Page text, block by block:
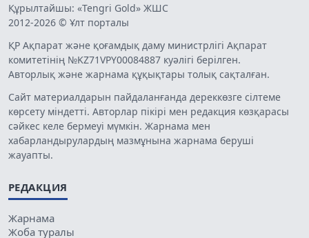
Құрылтайшы: «Tengri Gold» ЖШС
2012-2026 © Ұлт порталы
ҚР Ақпарат және қоғамдық даму министрлігі Ақпарат
комитетінің №KZ71VPY00084887 куәлігі берілген.
Авторлық және жарнама құқықтары толық сақталған.
Сайт материалдарын пайдаланғанда дереккөзге сілтеме
көрсету міндетті. Авторлар пікірі мен редакция көзқарасы
сәйкес келе бермеуі мүмкін. Жарнама мен
хабарландырулардың мазмұнына жарнама беруші
жауапты.
РЕДАКЦИЯ
Жарнама
Жоба туралы